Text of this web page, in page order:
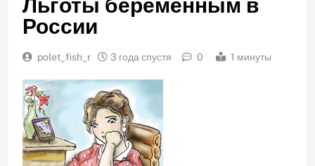
Льготы беременным в
России
polet_fish_r 3 года спустя 0 1 минуты